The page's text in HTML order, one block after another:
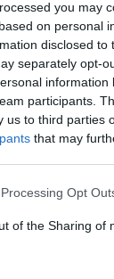
you may
on personal
disclosed to
separately opt-
information
participants.
us to third parties
that may
Opt
of the Sharing of